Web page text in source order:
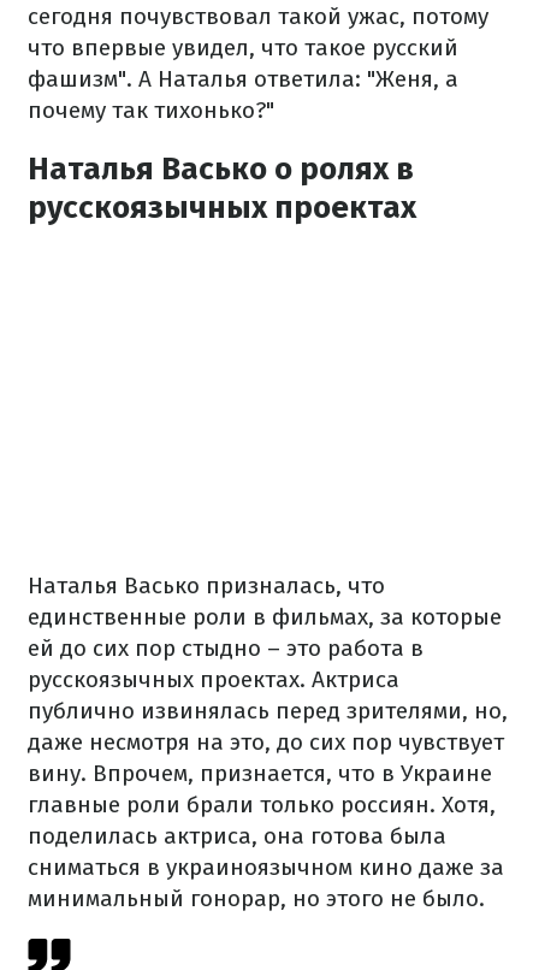
сегодня почувствовал такой ужас, потому
что впервые увидел, что такое русский
фашизм". А Наталья ответила: "Женя, а
почему так тихонько?"
Наталья Васько о ролях в
русскоязычных проектах
Наталья Васько призналась, что
единственные роли в фильмах, за которые
ей до сих пор стыдно – это работа в
русскоязычных проектах. Актриса
публично извинялась перед зрителями, но,
даже несмотря на это, до сих пор чувствует
вину. Впрочем, признается, что в Украине
главные роли брали только россиян. Хотя,
поделилась актриса, она готова была
сниматься в украиноязычном кино даже за
минимальный гонорар, но этого не было.